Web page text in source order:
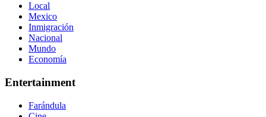
Local
Mexico
Inmigración
Nacional
Mundo
Economía
Entertainment
Farándula